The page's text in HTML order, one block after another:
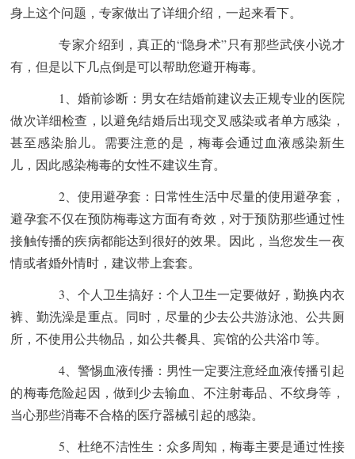
身上这个问题，专家做出了详细介绍，一起来看下。
专家介绍到，真正的“隐身术”只有那些武侠小说才
有，但是以下几点倒是可以帮助您避开梅毒。
1、婚前诊断：男女在结婚前建议去正规专业的医院
做次详细检查，以避免结婚后出现交叉感染或者单方感染，
甚至感染胎儿。需要注意的是，梅毒会通过血液感染新生
儿，因此感染梅毒的女性不建议生育。
2、使用避孕套：日常性生活中尽量的使用避孕套，
避孕套不仅在预防梅毒这方面有奇效，对于预防那些通过性
接触传播的疾病都能达到很好的效果。因此，当您发生一夜
情或者婚外情时，建议带上套套。
3、个人卫生搞好：个人卫生一定要做好，勤换内衣
裤、勤洗澡是重点。同时，尽量的少去公共游泳池、公共厕
所，不使用公共物品，如公共餐具、宾馆的公共浴巾等。
4、警惕血液传播：男性一定要注意经血液传播引起
的梅毒危险起因，做到少去输血、不注射毒品、不纹身等，
当心那些消毒不合格的医疗器械引起的感染。
5、杜绝不洁性生：众多周知，梅毒主要是通过性接